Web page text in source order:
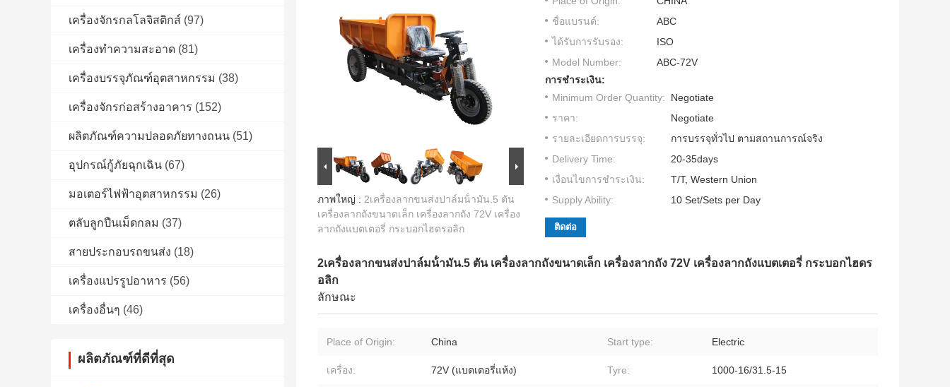
เครื่องจักรกลโลจิสติกส์ (97)
เครื่องทําความสะอาด (81)
เครื่องบรรจุภัณฑ์อุตสาหกรรม (38)
เครื่องจักรก่อสร้างอาคาร (152)
ผลิตภัณฑ์ความปลอดภัยทางถนน (51)
อุปกรณ์กู้ภัยฉุกเฉิน (67)
มอเตอร์ไฟฟ้าอุตสาหกรรม (26)
ตลับลูกปืนเม็ดกลม (37)
สายประกอบรถขนส่ง (18)
เครื่องแปรรูปอาหาร (56)
เครื่องอื่นๆ (46)
ผลิตภัณฑ์ที่ดีที่สุด
ภาพใหญ่ : 2เครื่องลากขนส่งปาล์มน้ํามัน.5 ตัน
เครื่องลากถังขนาดเล็ก เครื่องลากถัง 72V เครื่อง
ลากถังแบตเตอรี่ กระบอกไฮดรอลิก
ชื่อแบรนด์:
ABC
ได้รับการรับรอง:
ISO
Model Number:
ABC-72V
การชำระเงิน:
Minimum Order Quantity:
Negotiate
ราคา:
Negotiate
รายละเอียดการบรรจุ:
การบรรจุทั่วไป ตามสถานการณ์จริง
Delivery Time:
20-35days
เงื่อนไขการชำระเงิน:
T/T, Western Union
Supply Ability:
10 Set/Sets per Day
ติดต่อ
2เครื่องลากขนส่งปาล์มน้ํามัน.5 ตัน เครื่องลากถังขนาดเล็ก เครื่องลากถัง 72V เครื่องลากถังแบตเตอรี่ กระบอกไฮดร
อลิก
ลักษณะ
Place of Origin: China Start type: Electric
เครื่อง: 72V (แบตเตอรี่แห้ง) Tyre: 1000-16/31.5-15